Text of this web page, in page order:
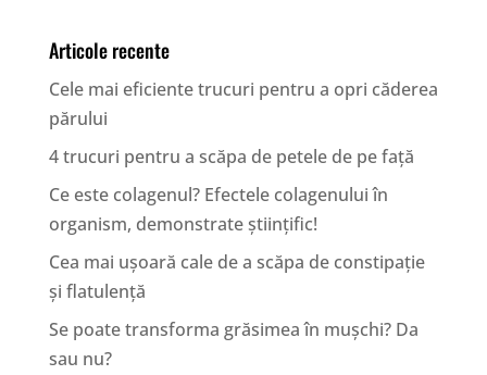
Articole recente
Cele mai eficiente trucuri pentru a opri căderea
părului
4 trucuri pentru a scăpa de petele de pe față
Ce este colagenul? Efectele colagenului în
organism, demonstrate științific!
Cea mai ușoară cale de a scăpa de constipație
și flatulență
Se poate transforma grăsimea în mușchi? Da
sau nu?